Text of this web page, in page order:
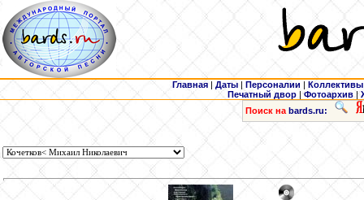
Главная | Даты | Персоналии | Коллективы
Печатный двор |Фотоархив |
Поиск на bards.ru: